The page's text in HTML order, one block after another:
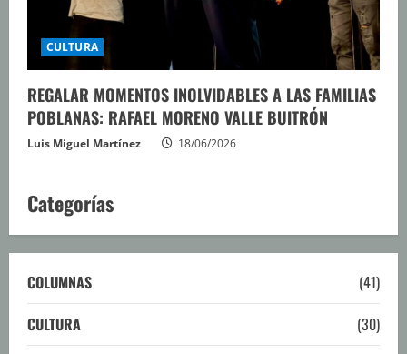
CULTURA
REGALAR MOMENTOS INOLVIDABLES A LAS FAMILIAS
POBLANAS: RAFAEL MORENO VALLE BUITRÓN
Luis Miguel Martínez 18/06/2026
Categorías
COLUMNAS
(41)
CULTURA
(30)